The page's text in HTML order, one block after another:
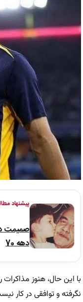
پیشنهاد
صمیمت
دهه 70
با این حال، هنوز
نگرفته و توافقی در کار